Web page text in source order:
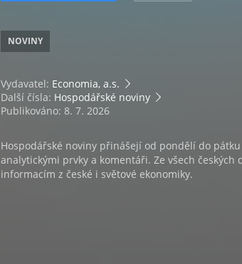
NOVINY
Vydavatel: Economia, a.s.
Další čísla: Hospodářské noviny
Publikováno: 8. 7. 2026
Hospodářské noviny přinášejí od pondělí do
analytickými prvky a komentáři. Ze všech
informacím z české i světové ekonomiky.